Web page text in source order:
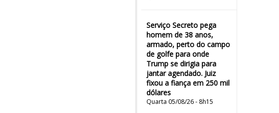
Serviço Secreto pega
homem de 38 anos,
armado, perto do campo
de golfe para onde
Trump se dirigia para
jantar agendado. Juiz
fixou a fiança em 250 mil
dólares
Quarta 05/08/26 - 8h15